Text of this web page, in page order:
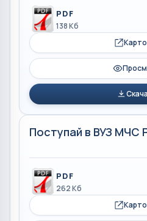
PDF
138 Кб
Поступай в ВУЗ МЧС
PDF
262 Кб